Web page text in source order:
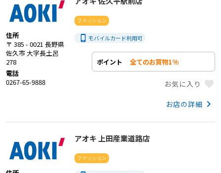
住所
〒 385 - 0021 長野県
佐久市 大字長土呂
278
電話
0267-65-9888
ファッション
phone_iphone モバイルカード利用可
ポイント 全てのお買物1%
お気に入り favorite
お店の詳細 keyboard_arrow_right
アオキ 上田産業道路店
ファッション